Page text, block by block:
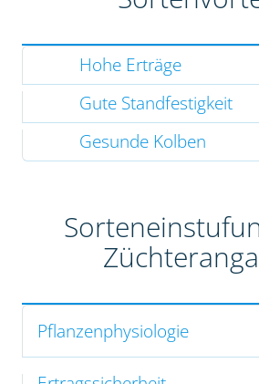
Hohe Erträge
Gute Standfestigkeit
Gesunde Kolben
Pflanzenphysiologie